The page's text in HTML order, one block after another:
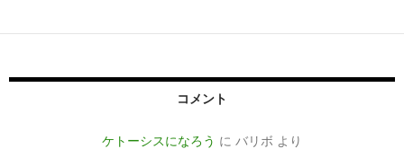
コメント
ケトーシスになろう に バリボ より